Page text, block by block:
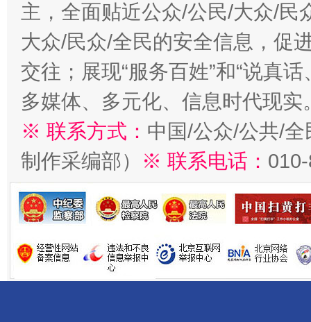
主，全面贴近公众/公民/大众/民
大众/民众/全民的安全信息，促
交往；展现“服务百姓”和“说真
多媒体、多元化、信息时代现实
※ 联系方式： 中国/公众/公共/
制作采编部）
※ 联系电话：